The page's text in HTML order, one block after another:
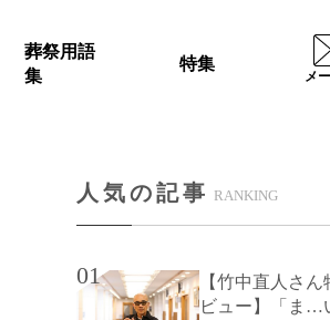
葬祭用語
集
特集
メ
人気の記事 RANKING
01
【竹中直人さ
ビュー】「ま…